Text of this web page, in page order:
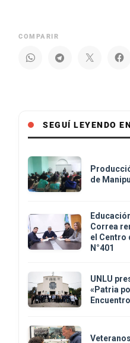
COMPARIR
SEGUÍ LEYENDO
de
Correa
el Centro
N°401
UNLU
«Patria